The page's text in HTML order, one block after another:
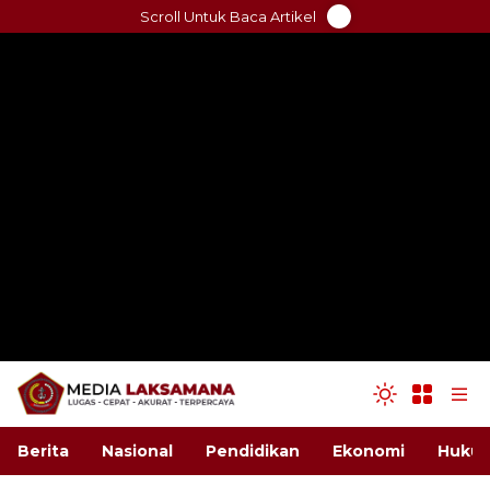
to
Scroll Untuk Baca Artikel
Berita Nasional Pendidikan Ekonomi